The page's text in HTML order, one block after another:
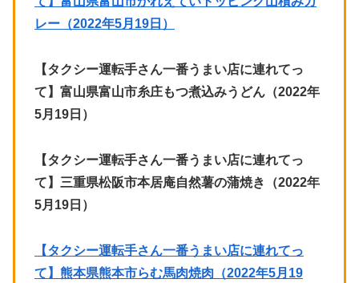
レー（2022年5月19日）
【タクシー運転手さん一番うまい店に連れてっ
て】富山県富山市糸庄もつ煮込みうどん（2022年
5月19日）
【タクシー運転手さん一番うまい店に連れてっ
て】三重県松阪市本居庵自然薯の蒲焼き（2022年
5月19日）
【タクシー運転手さん一番うまい店に連れてっ
て】熊本県熊本市らむ馬肉焼肉（2022年5月19